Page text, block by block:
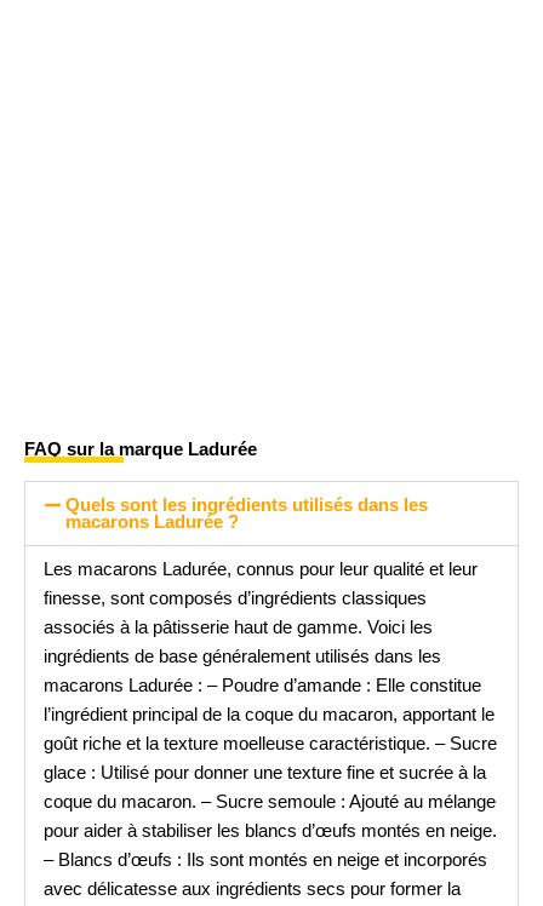
FAQ sur la marque Ladurée
Quels sont les ingrédients utilisés dans les
macarons Ladurée ?
Les macarons Ladurée, connus pour leur qualité et leur
finesse, sont composés d’ingrédients classiques
associés à la pâtisserie haut de gamme. Voici les
ingrédients de base généralement utilisés dans les
macarons Ladurée : – Poudre d’amande : Elle constitue
l’ingrédient principal de la coque du macaron, apportant le
goût riche et la texture moelleuse caractéristique. – Sucre
glace : Utilisé pour donner une texture fine et sucrée à la
coque du macaron. – Sucre semoule : Ajouté au mélange
pour aider à stabiliser les blancs d’œufs montés en neige.
– Blancs d’œufs : Ils sont montés en neige et incorporés
avec délicatesse aux ingrédients secs pour former la